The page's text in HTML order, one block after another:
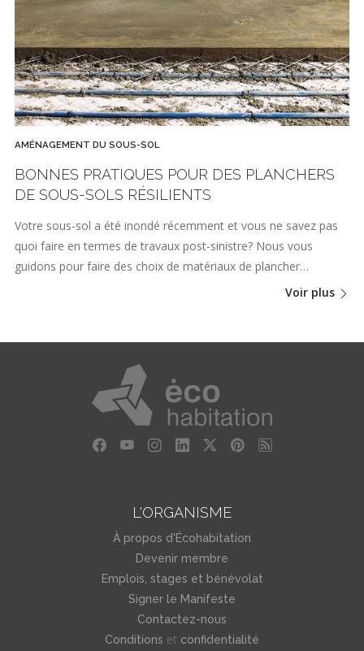
AMÉNAGEMENT DU SOUS-SOL
BONNES PRATIQUES POUR DES PLANCHERS
DE SOUS-SOLS RÉSILIENTS
Votre sous-sol a été inondé récemment et vous ne savez pas
quoi faire en termes de travaux post-sinistre? Nous vous
guidons pour faire des choix de matériaux de plancher…
Voir plus
L'ORGANISME
À propos d'Écohabitation
Devenir membre
Emplois, stages et bénévolat
Signer le Manifeste
Contactez-nous
Conditions et confidentialité